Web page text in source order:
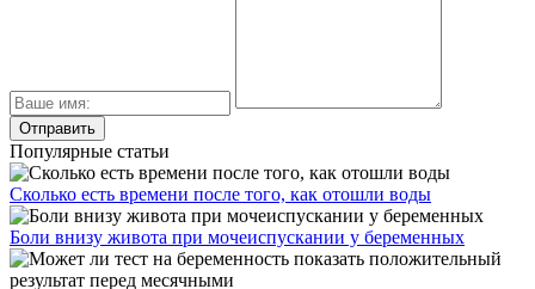
Популярные статьи
Сколько есть времени после того, как отошли воды
Боли внизу живота при мочеиспускании у беременных